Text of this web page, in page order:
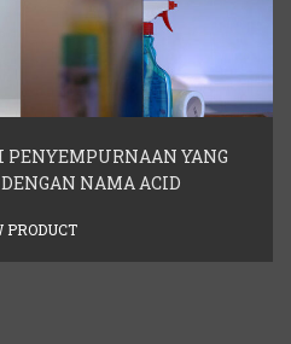
PENYEMPURNAAN YANG
NAMA ACID
PRODUCT